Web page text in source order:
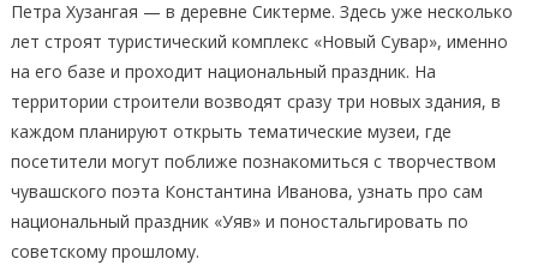
Петра Хузангая — в деревне Сиктерме. Здесь уже несколько
лет строят туристический комплекс «Новый Сувар», именно
на его базе и проходит национальный праздник. На
территории строители возводят сразу три новых здания, в
каждом планируют открыть тематические музеи, где
посетители могут поближе познакомиться с творчеством
чувашского поэта Константина Иванова, узнать про сам
национальный праздник «Уяв» и поностальгировать по
советскому прошлому.